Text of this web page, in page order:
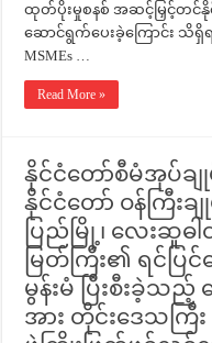
ထုတ်ပိုးမှုစနစ် အဆင့်မြှင့်တင်နိုင်
ဆောင်ရွက်ပေးခဲ့ကြောင်း သိ
MSMEs …
Read More »
နိုင်ငံတော်စီမံအုပ်ချုပ်
နိုင်ငံတော် ဝန်ကြီး
ပြည်မြို့၊ လေးဆူဓ
မြတ်ကြီး၏ ရင်ပြ
မွန်းမံ ပြီးစီးခဲ့သ
အား တိုင်းဒေသကြီး